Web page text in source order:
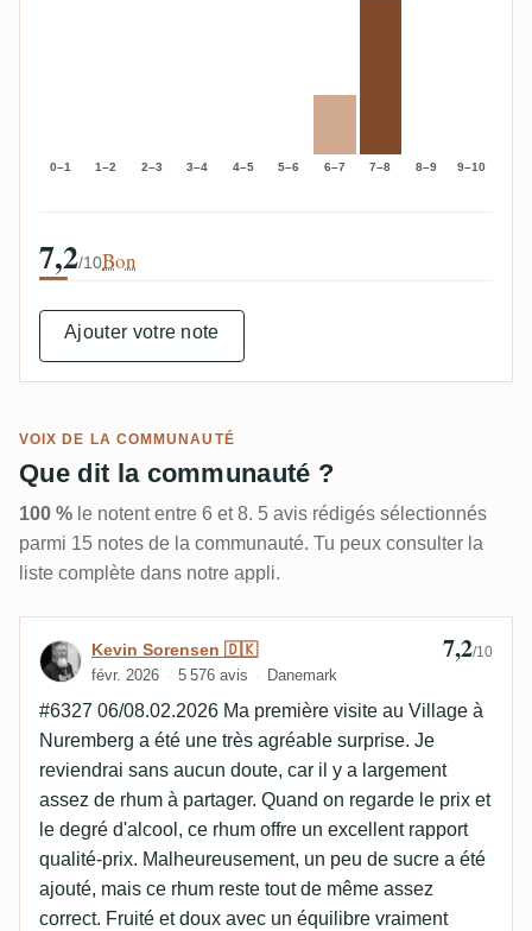
0–1 1–2 2–3 3–4 4–5 5–6 6–7 7–8 8–9 9–10
7,2/10Bon
Ajouter votre note
VOIX DE LA COMMUNAUTÉ
Que dit la communauté ?
100 % le notent entre 6 et 8. 5 avis rédigés sélectionnés
parmi 15 notes de la communauté. Tu peux consulter la
liste complète dans notre appli.
Avis de Kevin Sorensen 🇩🇰
Kevin Sorensen 🇩🇰
févr. 2026 5 576 avis Danemark
7,2/10
#6327 06/08.02.2026 Ma première visite au Village à
Nuremberg a été une très agréable surprise. Je
reviendrai sans aucun doute, car il y a largement
assez de rhum à partager. Quand on regarde le prix et
le degré d'alcool, ce rhum offre un excellent rapport
qualité-prix. Malheureusement, un peu de sucre a été
ajouté, mais ce rhum reste tout de même assez
correct. Fruité et doux avec un équilibre vraiment